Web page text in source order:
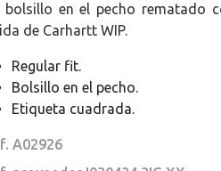
bolsillo en el pecho rematado
de Carhartt WIP.
Regular fit.
Bolsillo en el pecho.
Etiqueta cuadrada.
A02926